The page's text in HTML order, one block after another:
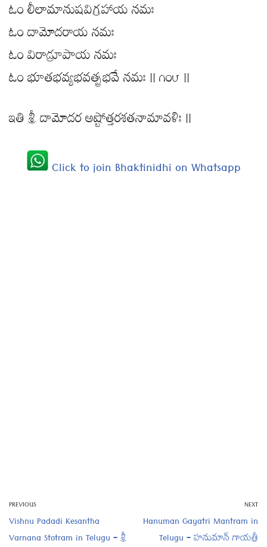
ఓం లీలామానుషవిగ్రహాయ నమః
ఓం దామోదరాయ నమః
ఓం విరాడ్రూపాయ నమః
ఓం భూతభవ్యభవత్ప్రభవే నమః || ౧౦౮ ||
ఇతి శ్రీ దామోదర అష్టోత్తరశతనామావళిః ||
Click to join Bhaktinidhi on Whatsapp
PREVIOUS
Vishnu Padadi Kesantha
Varnana Stotram in Telugu – శ్రీ
NEXT
Hanuman Gayatri Mantram in
Telugu – హనుమాన్ గాయత్రీ